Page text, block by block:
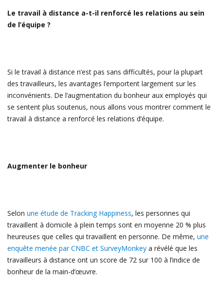
Le travail à distance a-t-il renforcé les relations au sein
de l’équipe ?
Si le travail à distance n’est pas sans difficultés, pour la plupart
des travailleurs, les avantages l’emportent largement sur les
inconvénients. De l’augmentation du bonheur aux employés qui
se sentent plus soutenus, nous allons vous montrer comment le
travail à distance a renforcé les relations d’équipe.
Augmenter le bonheur
Selon une étude de Tracking Happiness, les personnes qui
travaillent à domicile à plein temps sont en moyenne 20 % plus
heureuses que celles qui travaillent en personne. De même, une
enquête menée par CNBC et SurveyMonkey a révélé que les
travailleurs à distance ont un score de 72 sur 100 à l’indice de
bonheur de la main-d’œuvre.